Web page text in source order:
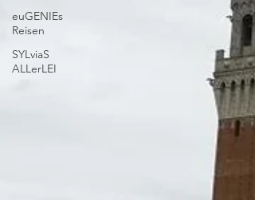
euGENIEs
Reisen
SYLviaS
ALLerLEI